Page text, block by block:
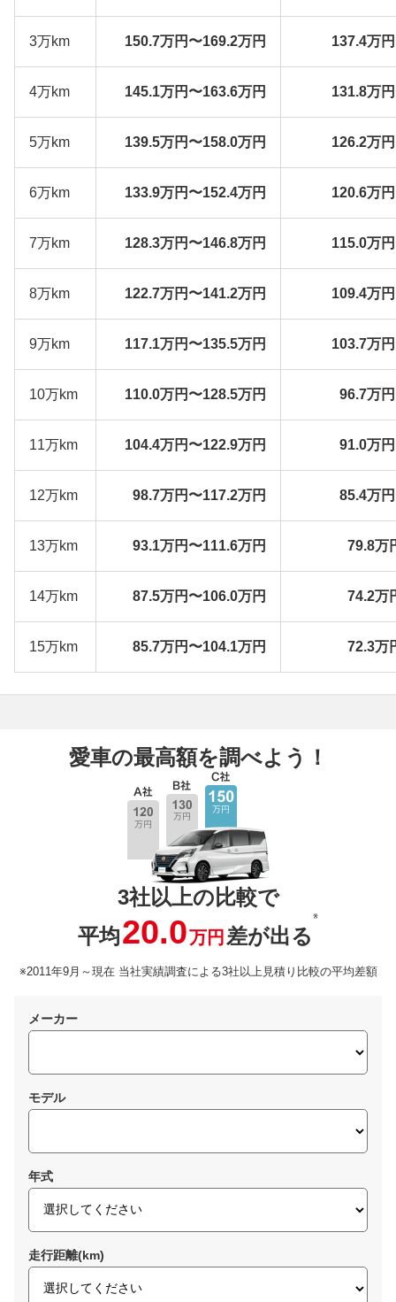
3万km 150.7万円〜169.2万円 137.4万
4万km 145.1万円〜163.6万円 131.8万
5万km 139.5万円〜158.0万円 126.2万
6万km 133.9万円〜152.4万円 120.6万
7万km 128.3万円〜146.8万円 115.0万
8万km 122.7万円〜141.2万円 109.4万
9万km 117.1万円〜135.5万円 103.7万
10万km 110.0万円〜128.5万円 96.7万
11万km 104.4万円〜122.9万円 91.0万
12万km 98.7万円〜117.2万円 85.4万
13万km 93.1万円〜111.6万円 79.8万
14万km 87.5万円〜106.0万円 74.2万
15万km 85.7万円〜104.1万円 72.3万
愛車の最高額を調べよう！
3社以上の比較で
平均20.0万円 差が出る
※
※2011年9月～現在 当社実績調査による3社以上見積り比較の平均差額
メーカー
モデル
年式
走行距離(km)